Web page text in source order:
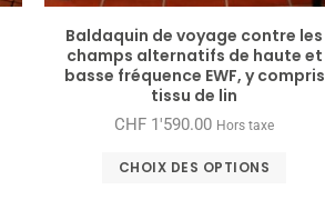
Baldaquin de voyage contre les
champs alternatifs de haute et
basse fréquence EWF, y compris
tissu de lin
CHF 1'590.00 Hors taxe
CHOIX DES OPTIONS